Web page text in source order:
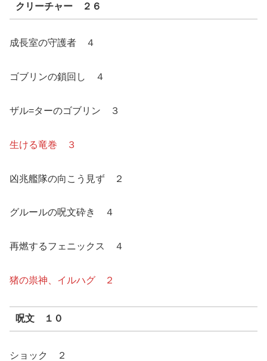
クリーチャー ２６
成長室の守護者 ４
ゴブリンの鎖回し ４
ザル=ターのゴブリン ３
生ける竜巻 ３
凶兆艦隊の向こう見ず ２
グルールの呪文砕き ４
再燃するフェニックス ４
猪の祟神、イルハグ ２
呪文 １０
ショック ２